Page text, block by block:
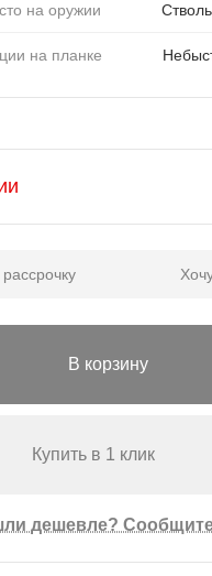
на оружии
на планке
В корзину
Купить в 1 клик
дешевле?